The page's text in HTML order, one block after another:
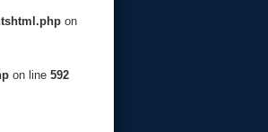
on
on line592